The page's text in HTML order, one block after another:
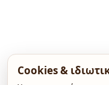
Cookies &